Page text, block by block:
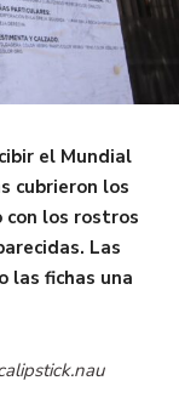
el Mundial
cubrieron los
con los rostros
Las
las fichas una